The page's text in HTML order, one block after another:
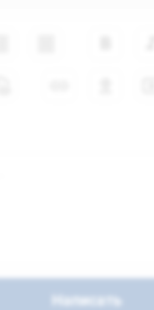
Написать